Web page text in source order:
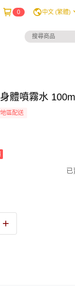
0 中文 (繁體)
體噴霧水 100ml
地區配送
已